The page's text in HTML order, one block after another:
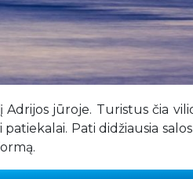
Adrijos jūroje. Turistus čia
Pati didžiausia